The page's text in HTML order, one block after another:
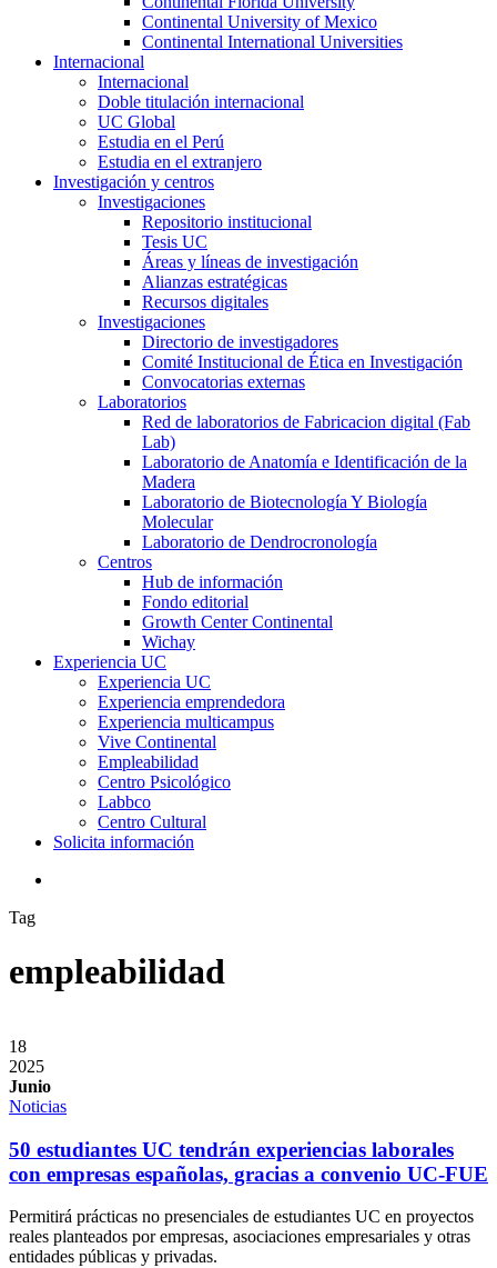
Continental University of Mexico
Continental International Universities
Internacional
Internacional
Doble titulación internacional
UC Global
Estudia en el Perú
Estudia en el extranjero
Investigación y centros
Investigaciones
Repositorio institucional
Tesis UC
Áreas y líneas de investigación
Alianzas estratégicas
Recursos digitales
Investigaciones
Directorio de investigadores
Comité Institucional de Ética en Investigación
Convocatorias externas
Laboratorios
Red de laboratorios de Fabricacion digital (Fab
Lab)
Laboratorio de Anatomía e Identificación de la
Madera
Laboratorio de Biotecnología Y Biología
Molecular
Laboratorio de Dendrocronología
Centros
Hub de información
Fondo editorial
Growth Center Continental
Wichay
Experiencia UC
Experiencia UC
Experiencia emprendedora
Experiencia multicampus
Vive Continental
Empleabilidad
Centro Psicológico
Labbco
Centro Cultural
Solicita información
Tag
empleabilidad
18
2025
Junio
Noticias
50 estudiantes UC tendrán experiencias laborales
con empresas españolas, gracias a convenio UC-FUE
Permitirá prácticas no presenciales de estudiantes UC en proyectos
reales planteados por empresas, asociaciones empresariales y otras
entidades públicas y privadas.